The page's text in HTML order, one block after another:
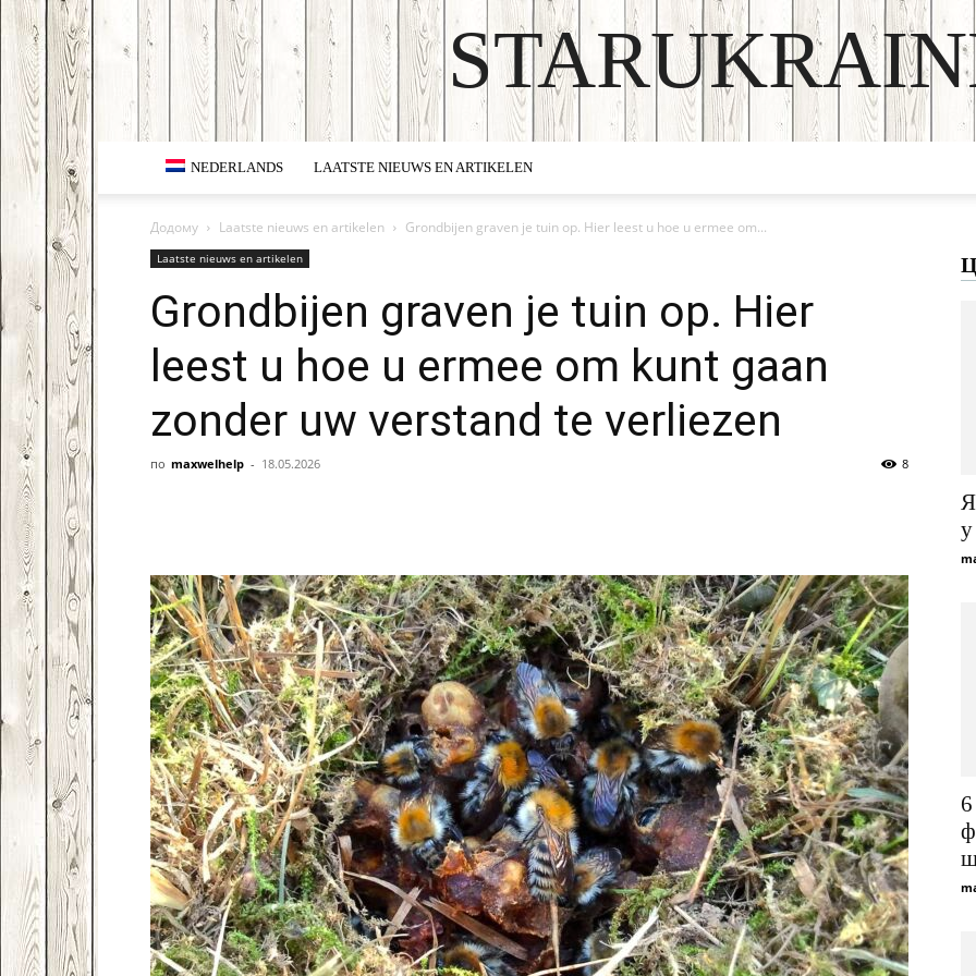
DISCOVER THE ART OF PUBLISHING
NEDERLANDS LAATSTE NIEUWS EN ARTIKELEN
Додому Laatste nieuws en artikelen Grondbijen graven je tuin op. Hier leest u hoe u ermee om...
Laatste nieuws en artikelen
Grondbijen graven je tuin op. Hier
leest u hoe u ermee om kunt gaan
zonder uw verstand te verliezen
по maxwelhelp - 18.05.2026 8